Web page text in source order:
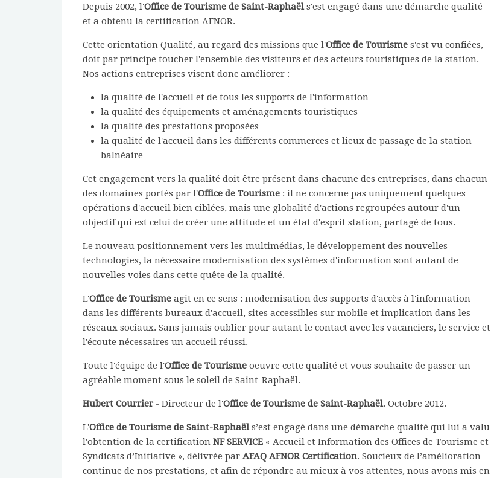
Depuis 2002, l'Office de Tourisme de Saint-Raphaëls'est engagé dans une démarche qualité
et a obtenu la certification AFNOR.
Cette orientation Qualité, au regard des missions que l'Office de Tourisme s'est vu confiées,
doit par principe toucher l'ensemble des visiteurs et des acteurs touristiques de la station.
Nos actions entreprises visent donc améliorer :
la qualité de l'accueil et de tous les supports de l'information
la qualité des équipements et aménagements touristiques
la qualité des prestations proposées
la qualité de l'accueil dans les différents commerces et lieux de passage de la station
balnéaire
Cet engagement vers la qualité doit être présent dans chacune des entreprises, dans chacun
des domaines portés par l'Office de Tourisme : il ne concerne pas uniquement quelques
opérations d'accueil bien ciblées, mais une globalité d'actions regroupées autour d'un
objectif qui est celui de créer une attitude et un état d'esprit station, partagé de tous.
Le nouveau positionnement vers les multimédias, le développement des nouvelles
technologies, la nécessaire modernisation des systèmes d'information sont autant de
nouvelles voies dans cette quête de la qualité.
L'Office de Tourisme agit en ce sens : modernisation des supports d'accès à l'information
dans les différents bureaux d'accueil, sites accessibles sur mobile et implication dans les
réseaux sociaux. Sans jamais oublier pour autant le contact avec les vacanciers, le service et
l'écoute nécessaires un accueil réussi.
Toute l'équipe de l'Office de Tourisme oeuvre cette qualité et vous souhaite de passer un
agréable moment sous le soleil de Saint-Raphaël.
Hubert Courrier- Directeur de l'Office de Tourisme de Saint-Raphaël. Octobre 2012.
L'Office de Tourisme de Saint-Raphaëls’est engagé dans une démarche qualité qui lui a valu
l'obtention de la certification NF SERVICE « Accueil et Information des Offices de Tourisme et
Syndicats d’Initiative », délivrée par AFAQ AFNOR Certification. Soucieux de l’amélioration
continue de nos prestations, et afin de répondre au mieux à vos attentes, nous avons mis en